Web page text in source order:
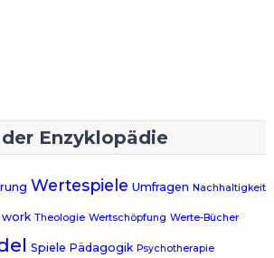
Enzyklopädie
Wertespiele Umfragen Nachhaltigkeit
work Theologie Wertschöpfung Werte-Bücher
Spiele Pädagogik Psychotherapie